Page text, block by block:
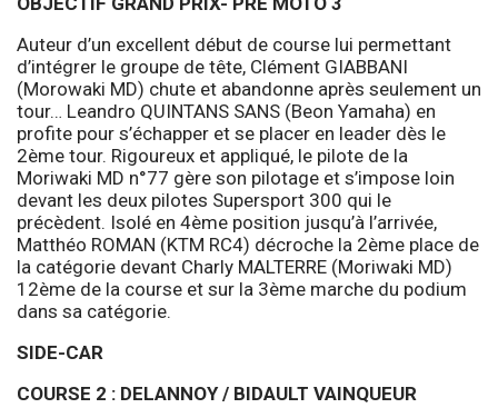
Auteur d’un excellent début de course lui permettant
d’intégrer le groupe de tête, Clément GIABBANI
(Morowaki MD) chute et abandonne après seulement un
tour… Leandro QUINTANS SANS (Beon Yamaha) en
profite pour s’échapper et se placer en leader dès le
2ème tour. Rigoureux et appliqué, le pilote de la
Moriwaki MD n°77 gère son pilotage et s’impose loin
devant les deux pilotes Supersport 300 qui le
précèdent. Isolé en 4ème position jusqu’à l’arrivée,
Matthéo ROMAN (KTM RC4) décroche la 2ème place de
la catégorie devant Charly MALTERRE (Moriwaki MD)
12ème de la course et sur la 3ème marche du podium
dans sa catégorie.
SIDE-CAR
COURSE 2 : DELANNOY / BIDAULT VAINQUEUR